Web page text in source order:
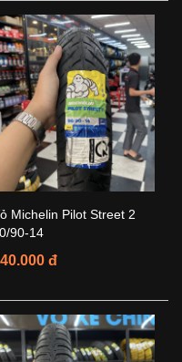
Michelin Pilot Street 2
90-14
đ